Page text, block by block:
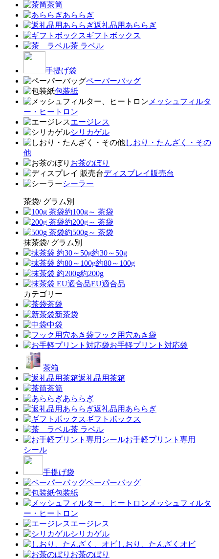
茶筒
あららぎ
返礼品用あららぎ
ギフトボックス
茶 ラベル
手提げ袋
ペーパーバッグ
包装紙
メッシュフィルタ
ー・ヒートロン
エージレス
シリカゲル
しおり・たんざく・その
他
お茶のぼり
ディスプレイ販売台
シーラー
茶袋/ グラム別
約100g～ 茶袋
約200g～ 茶袋
約500g～ 茶袋
抹茶袋/ グラム別
約30～50g
約80～100g
約200g
EU適合品
カテゴリー
茶袋
新茶袋
中袋
フック用穴あき袋
お手軽プリント対応袋
茶箱
返礼品用茶箱
茶筒
あららぎ
返礼品用あららぎ
ギフトボックス
茶 ラベル
お手軽プリント専用
シール
手提げ袋
ペーパーバッグ
包装紙
メッシュフィルタ
ー・ヒートロン
エージレス
シリカゲル
しおり、たんざくオビ
お茶のぼり